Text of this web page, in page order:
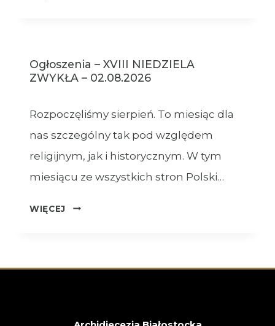
Ogłoszenia – XVIII NIEDZIELA
ZWYKŁA – 02.08.2026
Rozpoczęliśmy sierpień. To miesiąc dla
nas szczególny tak pod względem
religijnym, jak i historycznym. W tym
miesiącu ze wszystkich stron Polski…
WIĘCEJ
OGŁOSZENIA
ZWYKŁA